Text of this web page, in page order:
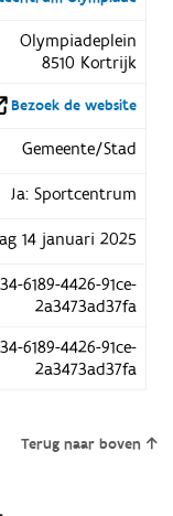
Olympiadeplein
8510 Kortrijk
Bezoek de website
Gemeente/Stad
Ja: Sportcentrum
14 januari 2025
6189-4426-91ce-
2a3473ad37fa
6189-4426-91ce-
2a3473ad37fa
Terug naar boven